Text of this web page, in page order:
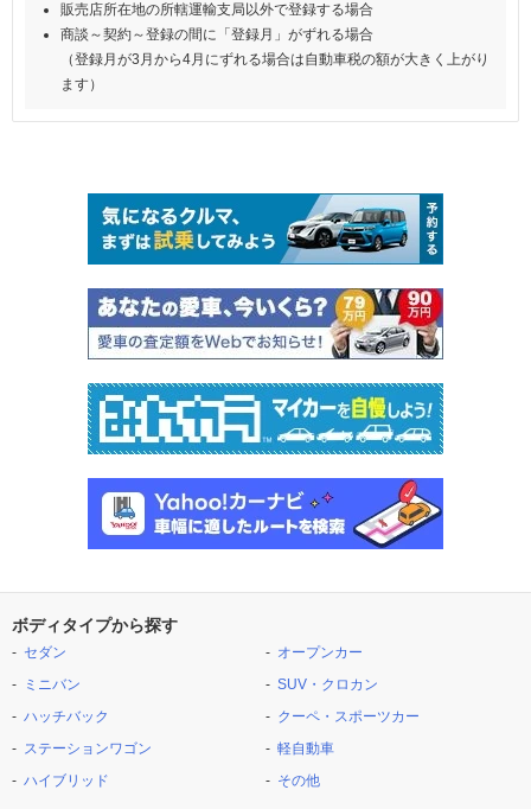
販売店所在地の所轄運輸支局以外で登録する場合
商談～契約～登録の間に「登録月」がずれる場合
（登録月が3月から4月にずれる場合は自動車税の額が大きく上がり
ます）
ボディタイプから探す
セダン
ミニバン
ハッチバック
ステーションワゴン
ハイブリッド
オープンカー
SUV・クロカン
クーペ・スポーツカー
軽自動車
その他